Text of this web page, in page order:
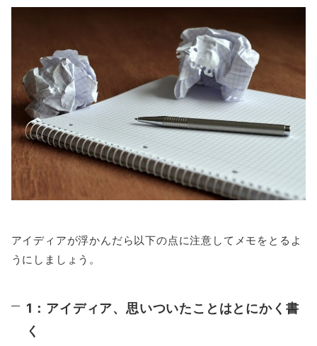
アイディアが浮かんだら以下の点に注意してメモをとるよ
うにしましょう。
1：アイディア、思いついたことはとにかく書
く